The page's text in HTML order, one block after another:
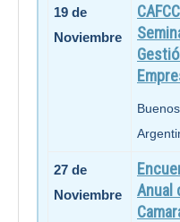
19 de
Noviembre
27 de
Noviembre
Anual